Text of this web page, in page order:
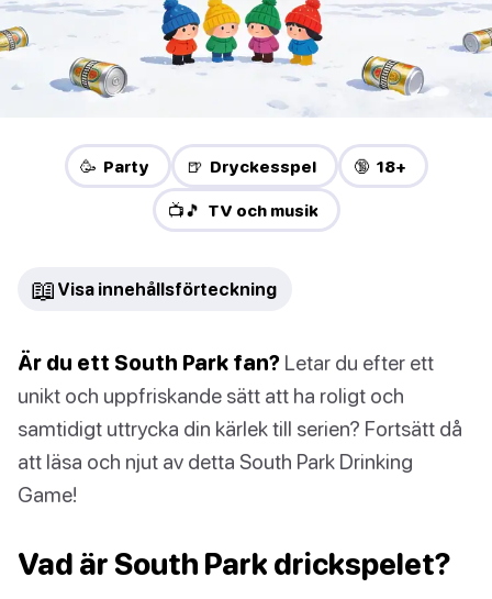
🥳 Party 🍺 Dryckesspel 🔞 18+
📺🎵 TV och musik
📖 Visa innehållsförteckning
Är du ett South Park fan? Letar du efter ett
unikt och uppfriskande sätt att ha roligt och
samtidigt uttrycka din kärlek till serien? Fortsätt då
att läsa och njut av detta South Park Drinking
Game!
Vad är South Park drickspelet?